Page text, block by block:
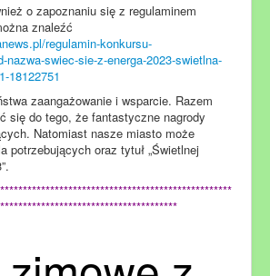
o zapoznaniu się z regulaminem
znaleźć
regulamin-konkursu-
nazwa-swiec-sie-z-energa-2023-swietlna-
18122751
zaangażowanie i wsparcie. Razem
się do tego, że fantastyczne nagrody
Natomiast nasze miasto może
potrzebujących oraz tytuł „Świetlnej